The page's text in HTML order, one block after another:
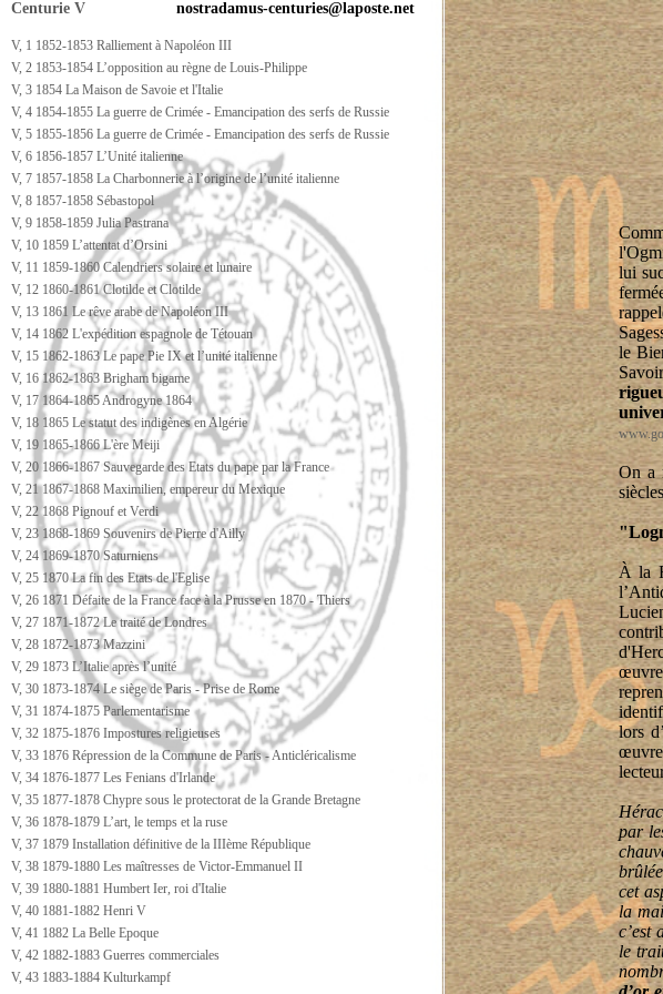
Centurie V
V, 1 1852-1853 Ralliement à Napoléon III
V, 2 1853-1854 L’opposition au règne de Louis-Philippe
V, 3 1854 La Maison de Savoie et l'Italie
V, 4 1854-1855 La guerre de Crimée - Emancipation des serfs de Russie
V, 5 1855-1856 La guerre de Crimée - Emancipation des serfs de Russie
V, 6 1856-1857 L’Unité italienne
V, 7 1857-1858 La Charbonnerie à l’origine de l’unité italienne
V, 8 1857-1858 Sébastopol
V, 9 1858-1859 Julia Pastrana
V, 10 1859 L’attentat d’Orsini
V, 11 1859-1860 Calendriers solaire et lunaire
V, 12 1860-1861 Clotilde et Clotilde
V, 13 1861 Le rêve arabe de Napoléon III
V, 14 1862 L'expédition espagnole de Tétouan
V, 15 1862-1863 Le pape Pie IX et l’unité italienne
V, 16 1862-1863 Brigham bigame
V, 17 1864-1865 Androgyne 1864
V, 18 1865 Le statut des indigènes en Algérie
V, 19 1865-1866 L'ère Meiji
V, 20 1866-1867 Sauvegarde des Etats du pape par la France
V, 21 1867-1868 Maximilien, empereur du Mexique
V, 22 1868 Pignouf et Verdi
V, 23 1868-1869 Souvenirs de Pierre d'Ailly
V, 24 1869-1870 Saturniens
V, 25 1870 La fin des Etats de l'Eglise
V, 26 1871 Défaite de la France face à la Prusse en 1870 - Thiers
V, 27 1871-1872 Le traité de Londres
V, 28 1872-1873 Mazzini
V, 29 1873 L’Italie après l’unité
V, 30 1873-1874 Le siège de Paris - Prise de Rome
V, 31 1874-1875 Parlementarisme
V, 32 1875-1876 Impostures religieuses
V, 33 1876 Répression de la Commune de Paris - Anticléricalisme
V, 34 1876-1877 Les Fenians d'Irlande
V, 35 1877-1878 Chypre sous le protectorat de la Grande Bretagne
V, 36 1878-1879 L’art, le temps et la ruse
V, 37 1879 Installation définitive de la IIIème République
V, 38 1879-1880 Les maîtresses de Victor-Emmanuel II
V, 39 1880-1881 Humbert Ier, roi d'Italie
V, 40 1881-1882 Henri V
V, 41 1882 La Belle Epoque
V, 42 1882-1883 Guerres commerciales
V, 43 1883-1884 Kulturkampf
lui
le
On a
À la
lors
par
cet
la
c’est
le
nostradamus-centuries@laposte.net